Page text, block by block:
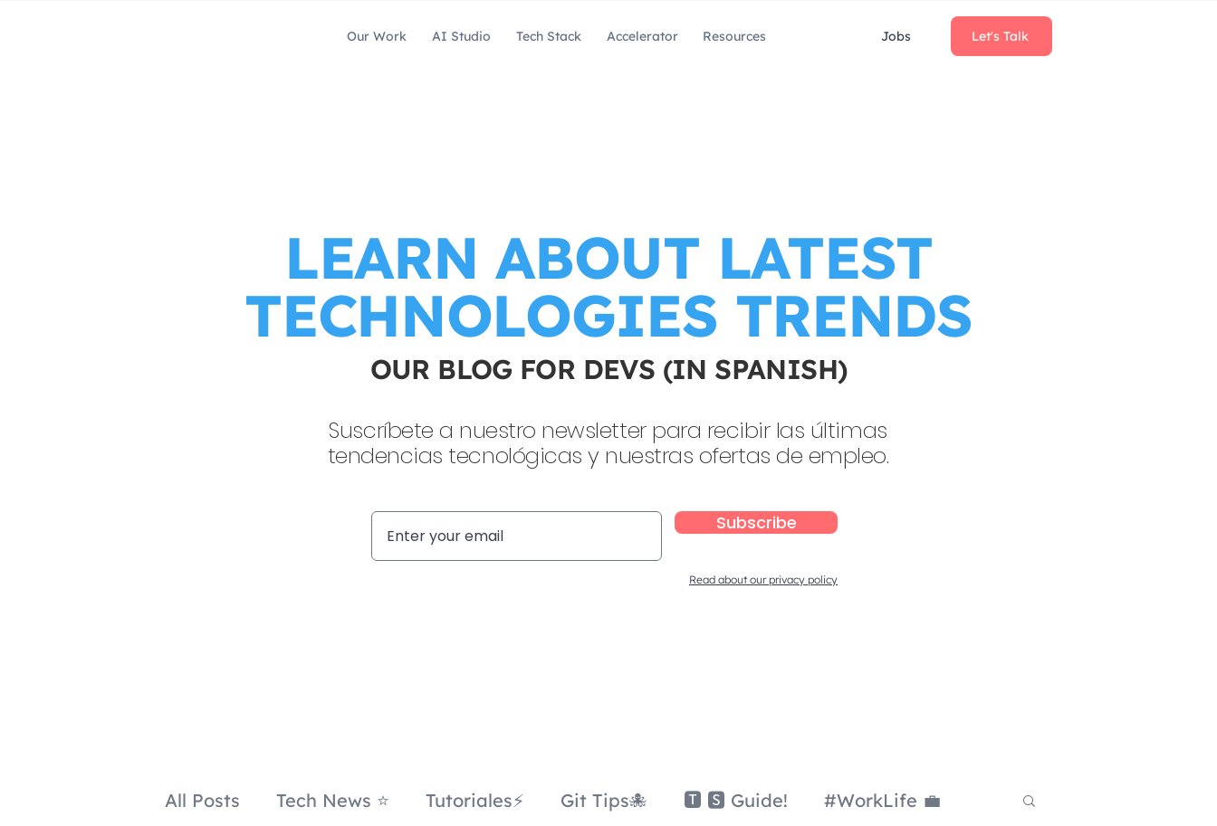
Our Work AI Studio Tech Stack Accelerator Resources Jobs Let's Talk
LEARN ABOUT LATEST
TECHNOLOGIES TRENDS
OUR BLOG FOR DEVS (IN SPANISH)
Suscríbete a nuestro newsletter para recibir las últimas
tendencias tecnológicas y nuestras ofertas de empleo.
Subscribe
Read about our privacy policy
All Posts Tech News ⭐ Tutoriales⚡ Git Tips🐙 🆃 🆂 Guide! #WorkLife 💼